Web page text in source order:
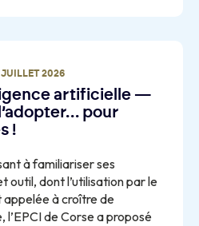
JUILLET 2026
artificielle —
l’adopter… pour
!
à familiariser ses
outil, dont l’utilisation par le
appelée à croître de
de Corse a proposé